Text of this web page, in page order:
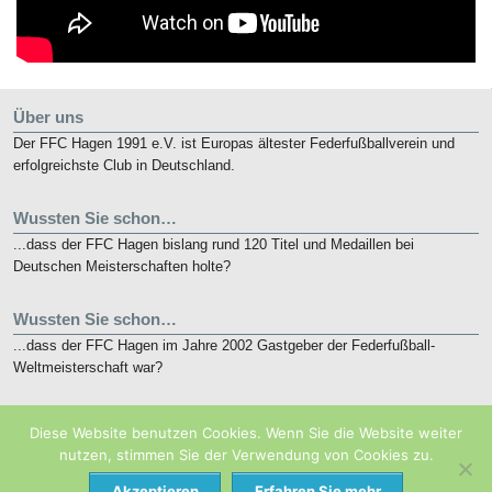
Über uns
Der FFC Hagen 1991 e.V. ist Europas ältester Federfußballverein und
erfolgreichste Club in Deutschland.
Wussten Sie schon…
...dass der FFC Hagen bislang rund 120 Titel und Medaillen bei
Deutschen Meisterschaften holte?
Wussten Sie schon…
...dass der FFC Hagen im Jahre 2002 Gastgeber der Federfußball-
Weltmeisterschaft war?
Die nunmehr 10. French Open finden vom 19. bis 21. Mai 2018 in
Eaubonne bei Paris statt.
Diese Website benutzen Cookies. Wenn Sie die Website weiter
nutzen, stimmen Sie der Verwendung von Cookies zu.